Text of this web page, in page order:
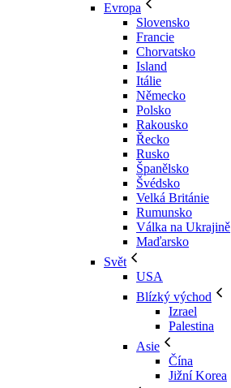
Evropa
Slovensko
Francie
Chorvatsko
Island
Itálie
Německo
Polsko
Rakousko
Řecko
Rusko
Španělsko
Švédsko
Velká Británie
Rumunsko
Válka na Ukrajině
Maďarsko
Svět
USA
Blízký východ
Izrael
Palestina
Asie
Čína
Jižní Korea